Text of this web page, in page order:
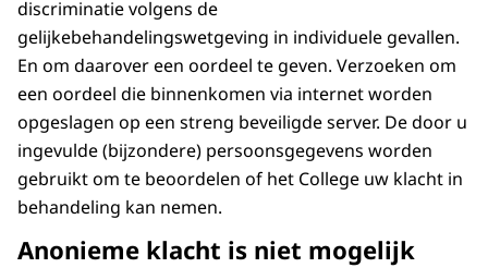
discriminatie volgens de
gelijkebehandelingswetgeving in individuele gevallen.
En om daarover een oordeel te geven. Verzoeken om
een oordeel die binnenkomen via internet worden
opgeslagen op een streng beveiligde server. De door u
ingevulde (bijzondere) persoonsgegevens worden
gebruikt om te beoordelen of het College uw klacht in
behandeling kan nemen.
Anonieme klacht is niet mogelijk